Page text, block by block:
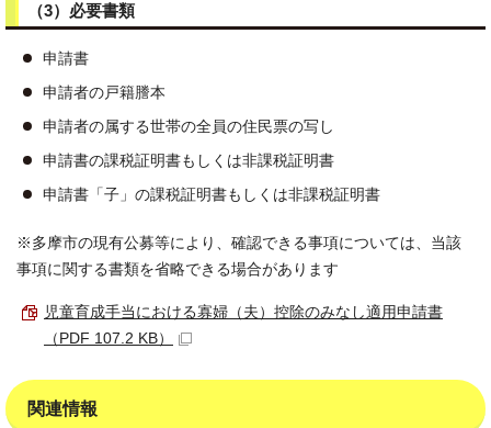
（3）必要書類
申請書
申請者の戸籍謄本
申請者の属する世帯の全員の住民票の写し
申請書の課税証明書もしくは非課税証明書
申請書「子」の課税証明書もしくは非課税証明書
※多摩市の現有公募等により、確認できる事項については、当該
事項に関する書類を省略できる場合があります
児童育成手当における寡婦（夫）控除のみなし適用申請書
（PDF 107.2 KB）
関連情報